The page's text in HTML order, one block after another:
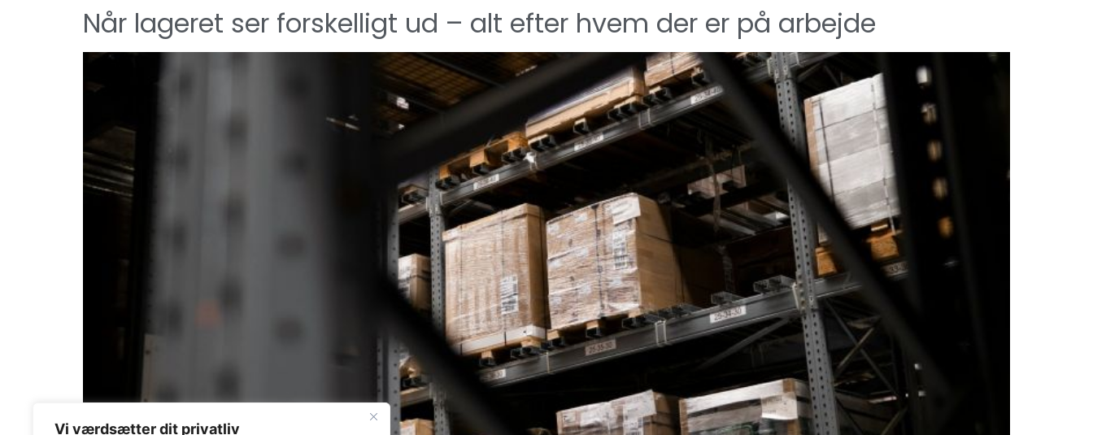
Vi værdsætter dit privatliv
Når lageret ser forskelligt ud – alt efter hvem der er på arbejde